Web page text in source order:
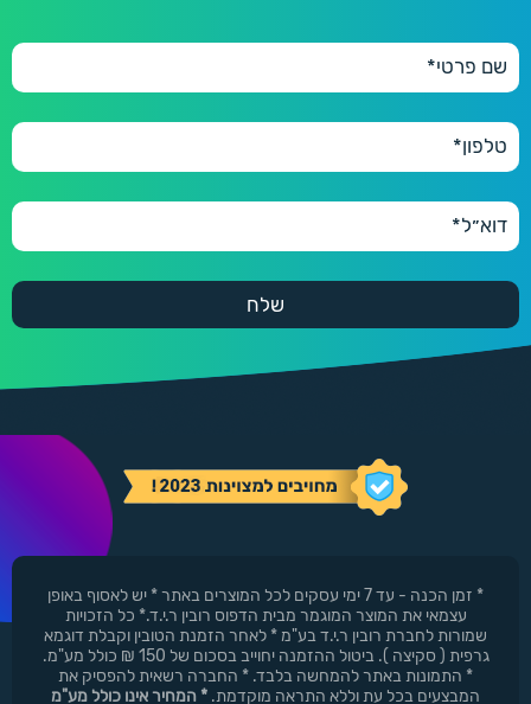
* זמן הכנה - עד 7 ימי עסקים לכל המוצרים באתר * יש לאסוף באופן
עצמאי את המוצר המוגמר מבית הדפוס רובין ר.י.ד.* כל הזכויות
שמורות לחברת רובין ר.י.ד בע"מ * לאחר הזמנת הטובין וקבלת דוגמא
גרפית ( סקיצה ). ביטול ההזמנה יחוייב בסכום של 150 ₪ כולל מע"מ.
* התמונות באתר להמחשה בלבד. * החברה רשאית להפסיק את
המבצעים בכל עת וללא התראה מוקדמת. * המחיר אינו כולל מע"מ